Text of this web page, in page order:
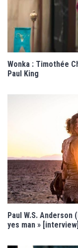
Wonka : Timothée
Paul King
Paul W.S.
yes man » [interview]